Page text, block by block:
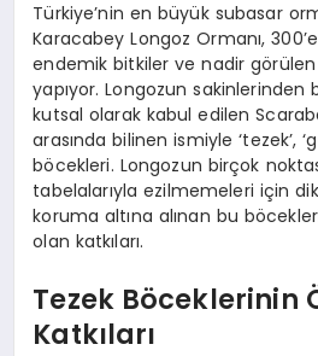
Türkiye’nin en büyük subasar
Karacabey Longoz Ormanı,
endemik bitkiler ve nadir
yapıyor. Longozun sakinlerinden
kutsal olarak kabul edilen
arasında bilinen ismiyle ‘tezek’,
böcekleri. Longozun birçok
tabelalarıyla ezilmemeleri için
koruma altına alınan bu
olan katkıları.
Tezek Böceklerinin
Katkıları